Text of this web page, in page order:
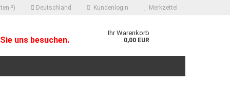
²) Deutschland Kundenlogin Merkzettel
uns besuchen.
Ihr Warenkorb
0,00 EUR